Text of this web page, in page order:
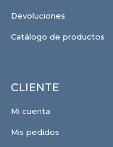
Devoluciones
Catálogo de productos
CLIENTE
Mi cuenta
Mis pedidos